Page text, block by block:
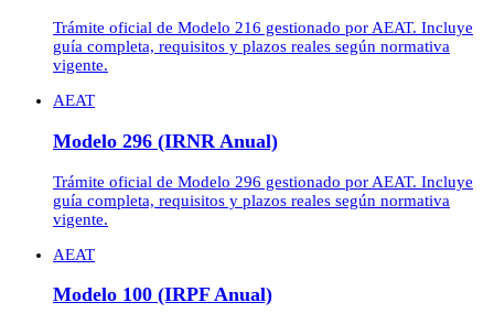
Trámite oficial de Modelo 216 gestionado por AEAT. Incluye
guía completa, requisitos y plazos reales según normativa
vigente.
AEAT
Modelo 296 (IRNR Anual)
Trámite oficial de Modelo 296 gestionado por AEAT. Incluye
guía completa, requisitos y plazos reales según normativa
vigente.
AEAT
Modelo 100 (IRPF Anual)